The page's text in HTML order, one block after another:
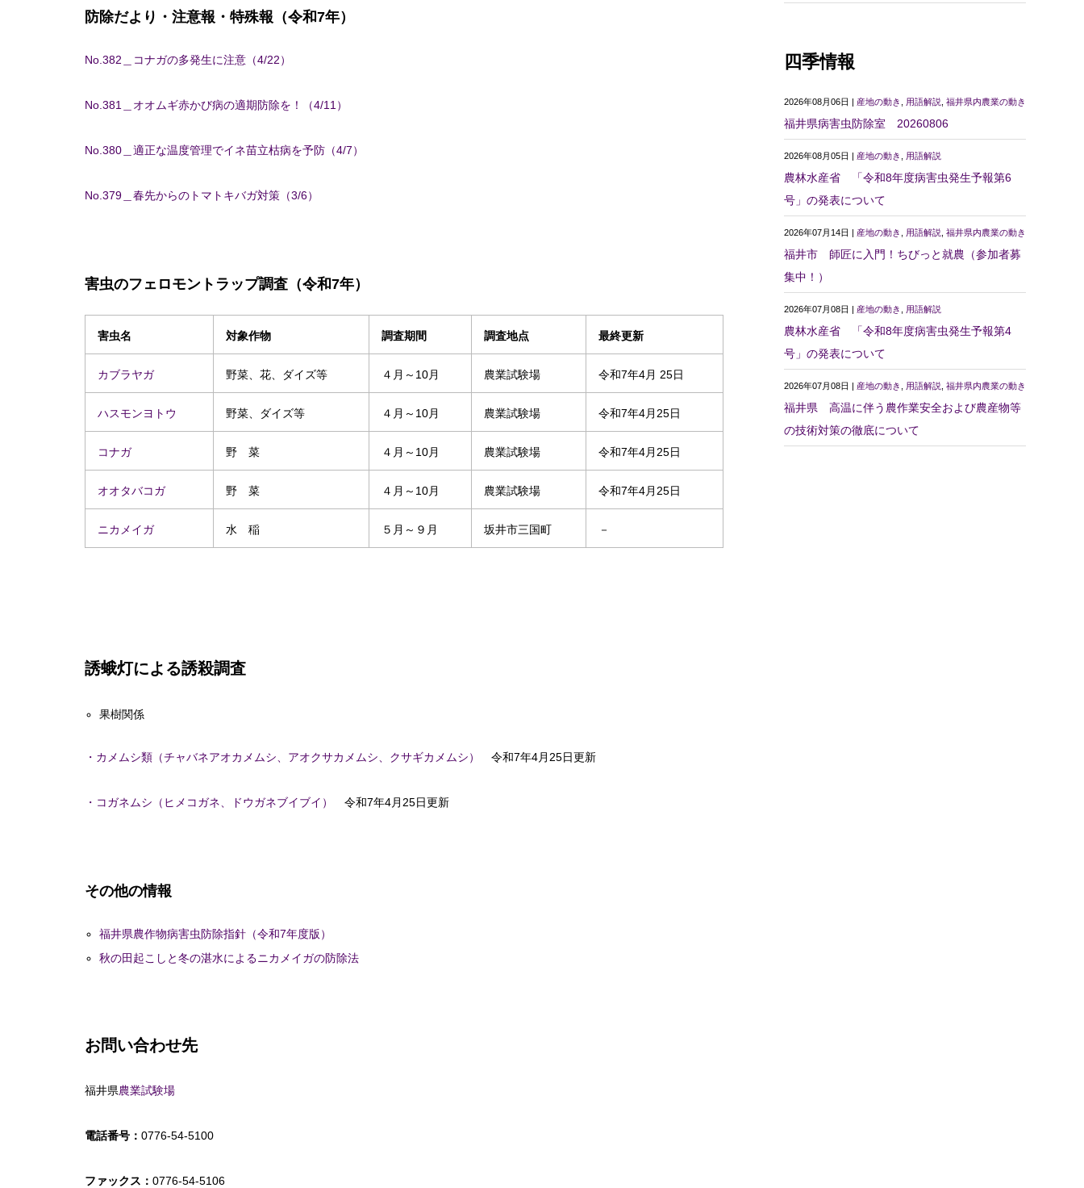
防除だより・注意報・特殊報（令和7年）
No.382＿コナガの多発生に注意（4/22）
No.381＿オオムギ赤かび病の適期防除を！（4/11）
No.380＿適正な温度管理でイネ苗立枯病を予防（4/7）
No.379＿春先からのトマトキバガ対策（3/6）
害虫のフェロモントラップ調査（令和7年）
害虫名 対象作物 調査期間 調査地点 最終更新
カブラヤガ 野菜、花、ダイズ等 ４月～10月 農業試験場 令和7年4月 25日
ハスモンヨトウ 野菜、ダイズ等 ４月～10月 農業試験場 令和7年4月25日
コナガ 野 菜 ４月～10月 農業試験場 令和7年4月25日
オオタバコガ 野 菜 ４月～10月 農業試験場 令和7年4月25日
ニカメイガ 水 稲 ５月～９月 坂井市三国町 －
誘蛾灯による誘殺調査
果樹関係
・カメムシ類（チャバネアオカメムシ、アオクサカメムシ、クサギカメムシ） 令和7年4月25日更新
・コガネムシ（ヒメコガネ、ドウガネブイブイ） 令和7年4月25日更新
その他の情報
福井県農作物病害虫防除指針（令和7年度版）
秋の田起こしと冬の湛水によるニカメイガの防除法
お問い合わせ先
福井県農業試験場
電話番号： 0776-54-5100
ファックス： 0776-54-5106
四季情報
2026年08月06日 | 産地の動き 用語解説 福井県内農業の動き
福井県病害虫防除室 20260806
2026年08月05日 | 産地の動き 用語解説
農林水産省 「令和8年度病害虫発生予報第6
号」の発表について
2026年07月14日 | 産地の動き 用語解説 福井県内農業の動き
福井市 師匠に入門！ちびっと就農（参加者募
集中！）
2026年07月08日 | 産地の動き 用語解説
農林水産省 「令和8年度病害虫発生予報第4
号」の発表について
2026年07月08日 | 産地の動き 用語解説 福井県内農業の動き
福井県 高温に伴う農作業安全および農産物等
の技術対策の徹底について